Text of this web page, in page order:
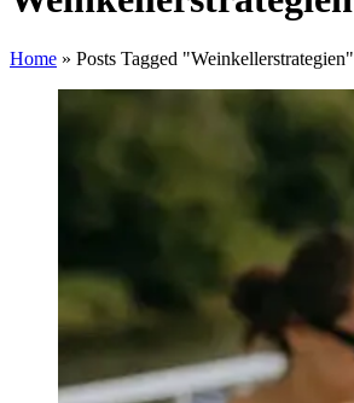
Home » Posts Tagged "Weinkellerstrategien"